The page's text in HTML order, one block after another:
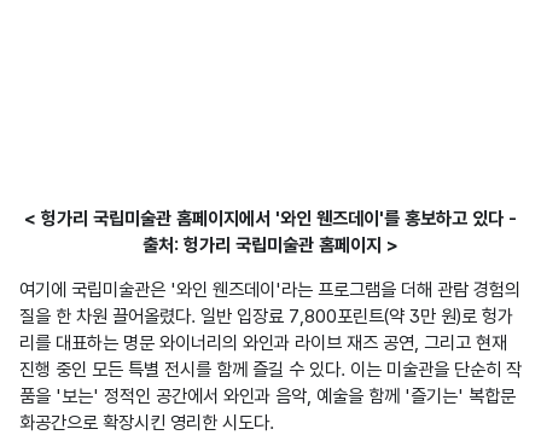
< 헝가리 국립미술관 홈페이지에서 '와인 웬즈데이'를 홍보하고 있다 -
출처: 헝가리 국립미술관 홈페이지 >
여기에 국립미술관은 '와인 웬즈데이'라는 프로그램을 더해 관람 경험의
질을 한 차원 끌어올렸다. 일반 입장료 7,800포린트(약 3만 원)로 헝가
리를 대표하는 명문 와이너리의 와인과 라이브 재즈 공연, 그리고 현재
진행 중인 모든 특별 전시를 함께 즐길 수 있다. 이는 미술관을 단순히 작
품을 '보는' 정적인 공간에서 와인과 음악, 예술을 함께 '즐기는' 복합문
화공간으로 확장시킨 영리한 시도다.